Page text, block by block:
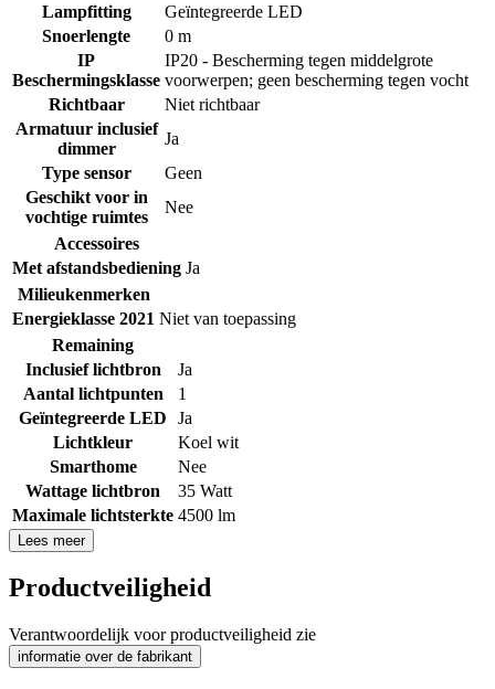
Lampfitting
Geïntegreerde LED
Snoerlengte
0 m
IP
Beschermingsklasse
IP20 - Bescherming tegen middelgrote
voorwerpen; geen bescherming tegen vocht
Richtbaar
Niet richtbaar
Armatuur inclusief
dimmer
Ja
Type sensor
Geen
Geschikt voor in
vochtige ruimtes
Nee
Accessoires
Met afstandsbediening Ja
Milieukenmerken
Energieklasse 2021 Niet van toepassing
Remaining
Inclusief lichtbron
Ja
Aantal lichtpunten
1
Geïntegreerde LED
Ja
Lichtkleur
Koel wit
Smarthome
Nee
Wattage lichtbron
35 Watt
Maximale lichtsterkte 4500 lm
Lees meer
Productveiligheid
Verantwoordelijk voor productveiligheid zie
informatie over de fabrikant